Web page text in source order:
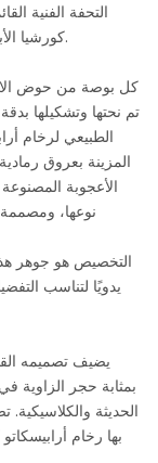
التحفة الفنية
كورشيا الأبيض الفاخر، تعيد تعريف الفخامة في تصميم الحمام.
كل بوصة من حوض
تم نحتها وتشكيلها
الطبيعي لرخام
المزينة بعروق
الأعجوبة
نوعها،
التخصيص هو جوهر
يدويًا لتناسب
يضيف تصميمه
بمثابة حجر الزاوية
الحديثة
بها رخام